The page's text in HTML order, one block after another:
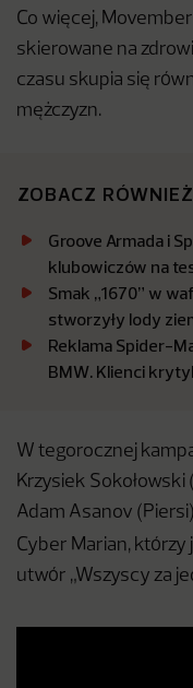
Co więcej,
skierowane na
czasu skupia się
mężczyzn.
ZOBACZ RÓWNIEŻ
Groove Armada i
klubowiczów na
Smak „1670” w
stworzyły lody
Reklama Spider-
BMW. Klienci
W tegorocznej
Krzysiek
Adam Asanov
Cyber Marian, którzy
utwór „Wszyscy za